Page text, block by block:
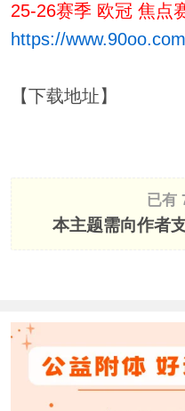
25-26赛季 欧冠 焦点
https://
【下载地址】
已有
本主题需向作者